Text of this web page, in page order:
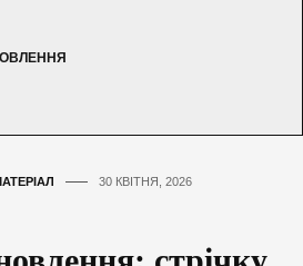
30 КВІТНЯ, 2026